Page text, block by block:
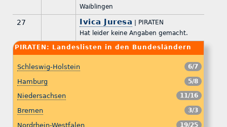
Waiblingen
27 Ivica Juresa | PIRATEN
Hat leider keine Angaben gemacht.
PIRATEN: Landeslisten in den Bundesländern
Schleswig-Holstein 6/7
Hamburg 5/8
Niedersachsen 11/16
Bremen 3/3
Nordrhein-Westfalen 19/25